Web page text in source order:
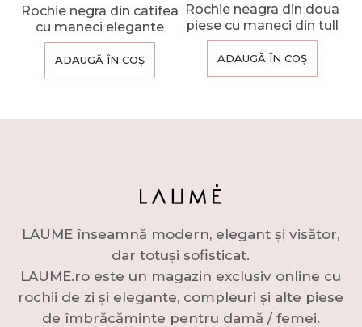
Rochie negra din catifea
cu maneci elegante
ADAUGĂ ÎN COȘ
Rochie neagra din doua
piese cu maneci din tull
ADAUGĂ ÎN COȘ
LAUME înseamnă modern, elegant și visător,
dar totuși sofisticat.
LAUME.ro este un magazin exclusiv online cu
rochii de zi și elegante, compleuri și alte piese
de îmbrăcăminte pentru damă / femei.